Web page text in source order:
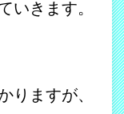
いきます。
りますが、